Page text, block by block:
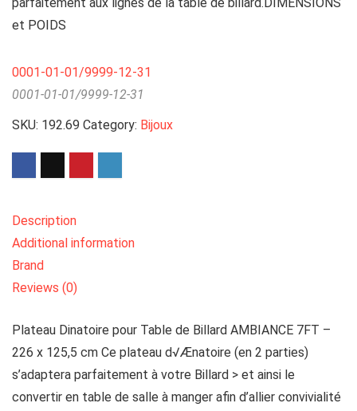
et POIDS
0001-01-01/9999-12-31
0001-01-01/9999-12-31
SKU: 192.69 Category: Bijoux
Description
Additional information
Brand
Reviews (0)
Plateau Dinatoire pour Table de Billard AMBIANCE 7FT –
226 x 125,5 cm Ce plateau d√Ænatoire (en 2 parties)
s’adaptera parfaitement à votre Billard > et ainsi le
convertir en table de salle à manger afin d’allier convivialité